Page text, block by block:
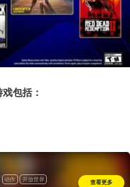
包括：
动作 开放世界 查看更多